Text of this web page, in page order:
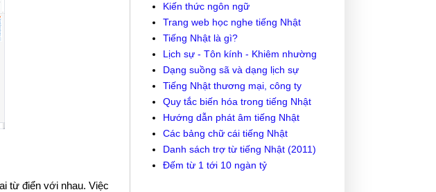
từ điển với nhau. Việc
Kiến thức ngôn ngữ
Trang web học nghe tiếng Nhật
Tiếng Nhật là gì?
Lịch sự - Tôn kính - Khiêm nhường
Dạng suồng sã và dạng lịch sự
Tiếng Nhật thương mại, công ty
Quy tắc biến hóa trong tiếng Nhật
Hướng dẫn phát âm tiếng Nhật
Các bảng chữ cái tiếng Nhật
Danh sách trợ từ tiếng Nhật (2011)
Đếm từ 1 tới 10 ngàn tỷ